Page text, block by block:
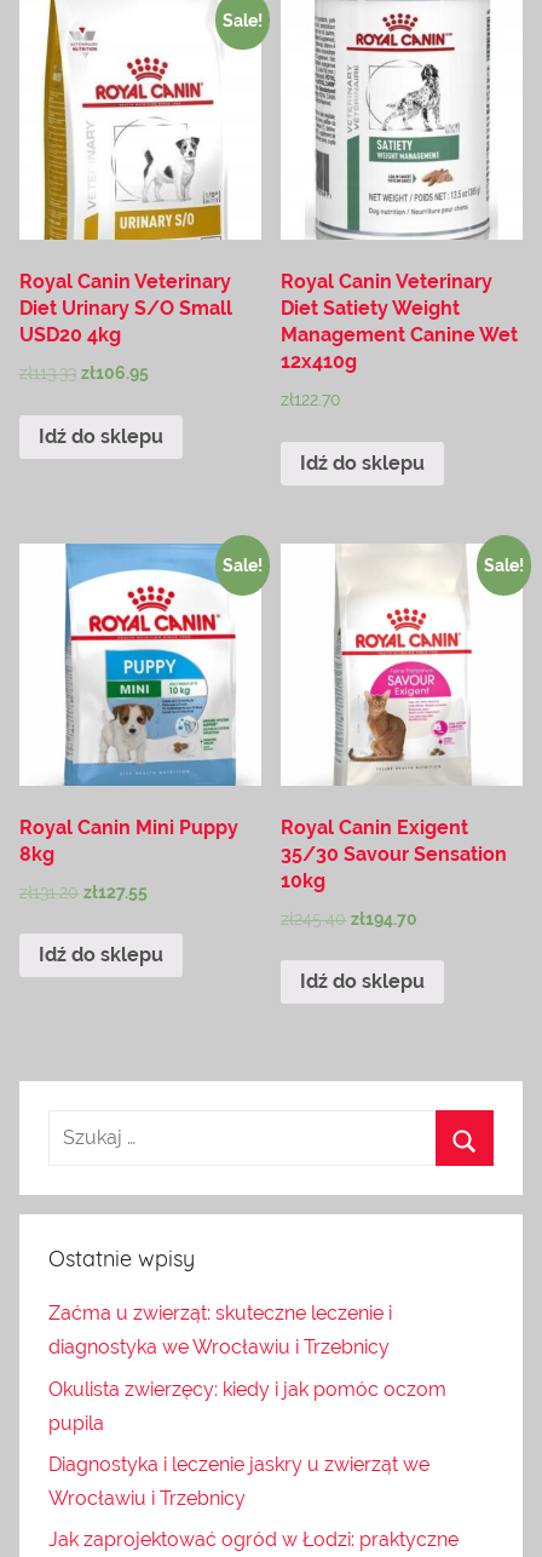
Sale!
Royal Canin Veterinary
Diet Urinary S/O Small
USD20 4kg
zł113.33 zł106.95
Idź do sklepu
Royal Canin Veterinary
Diet Satiety Weight
Management Canine Wet
12x410g
zł122.70
Idź do sklepu
Sale!
Royal Canin Mini Puppy
8kg
zł131.20 zł127.55
Idź do sklepu
Sale!
Royal Canin Exigent
35/30 Savour Sensation
10kg
zł245.40 zł194.70
Idź do sklepu
Ostatnie wpisy
Zaćma u zwierząt: skuteczne leczenie i
diagnostyka we Wrocławiu i Trzebnicy
Okulista zwierzęcy: kiedy i jak pomóc oczom
pupila
Diagnostyka i leczenie jaskry u zwierząt we
Wrocławiu i Trzebnicy
Jak zaprojektować ogród w Łodzi: praktyczne